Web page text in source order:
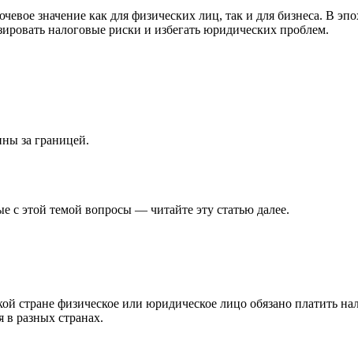
значение как для физических лиц, так и для бизнеса. В
налоговые риски и избегать юридических проблем.
за границей.
с этой темой вопросы — читайте эту статью далее.
стране физическое или юридическое лицо обязано платить
в разных странах.